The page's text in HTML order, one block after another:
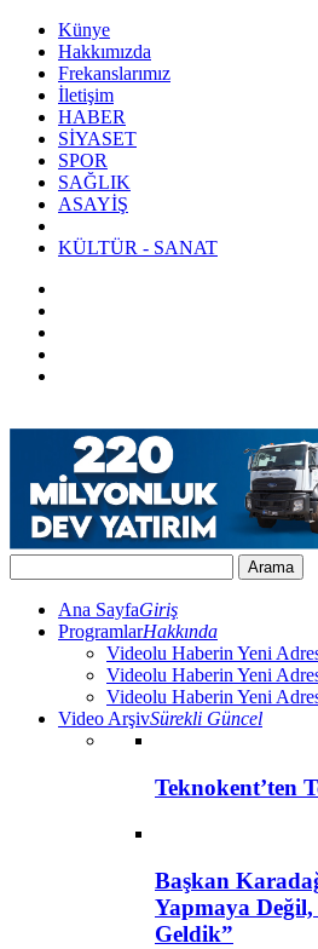
Künye
Hakkımızda
Frekanslarımız
İletişim
HABER
SİYASET
SPOR
SAĞLIK
ASAYİŞ
KÜLTÜR - SANAT
Ana SayfaGiriş
ProgramlarHakkında
Videolu Haberin Yeni
Videolu Haberin Yeni
Videolu Haberin Yeni
Video ArşivSürekli Güncel
Teknokent’ten
Başkan
Yapmaya
Geldik”